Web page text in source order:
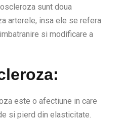
sunt doua
arterele, insa ele se refera
si modificare a
este o afectiune in care
si pierd din elasticitate.